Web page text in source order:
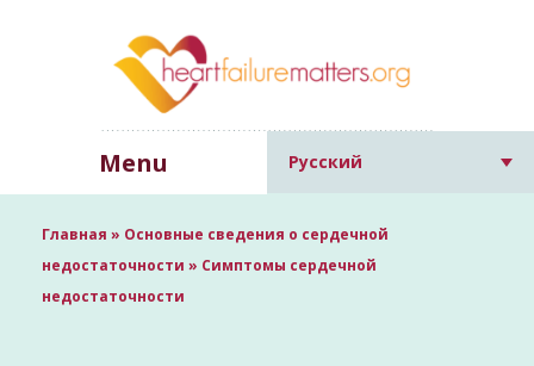
Menu Русский
Главная » Основные сведения о сердечной
недостаточности » Симптомы сердечной
недостаточности